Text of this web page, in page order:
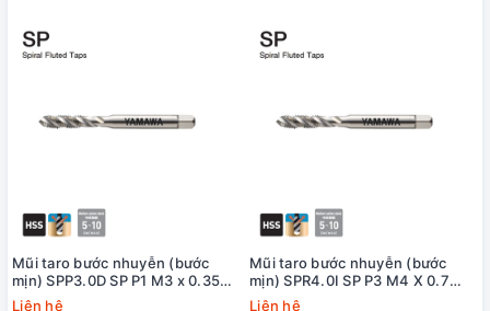
Mũi taro bước nhuyễn (bước
mịn) SPP3.0D SP P1 M3 x 0.35
Yamawa
Liên hệ
Mũi taro bước nhuyễn (bước
mịn) SPR4.0I SP P3 M4 X 0.7
+20 Yamawa (dung sai lớn)
Liên hệ